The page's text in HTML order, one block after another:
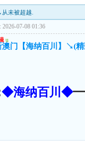
未被超越.
07-08 01:36
u
澳门【海纳百川】↘(
◆海纳百川◆━